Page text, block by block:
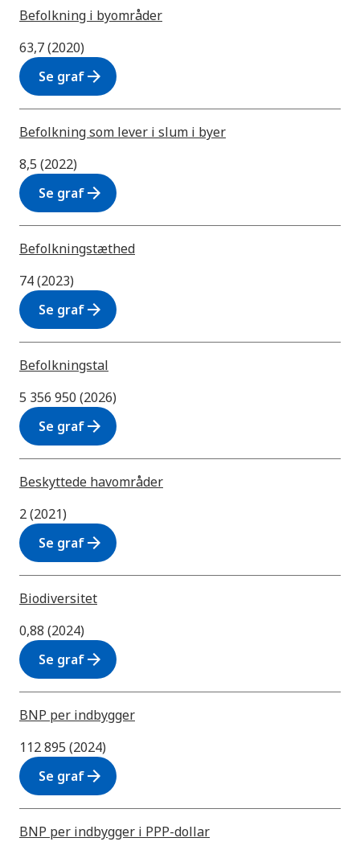
Befolkning i byområder
63,7 (2020)
Se grafarrow_forward
Befolkning som lever i slum i byer
8,5 (2022)
Se grafarrow_forward
Befolkningstæthed
74 (2023)
Se grafarrow_forward
Befolkningstal
5 356 950 (2026)
Se grafarrow_forward
Beskyttede havområder
2 (2021)
Se grafarrow_forward
Biodiversitet
0,88 (2024)
Se grafarrow_forward
BNP per indbygger
112 895 (2024)
Se grafarrow_forward
BNP per indbygger i PPP-dollar